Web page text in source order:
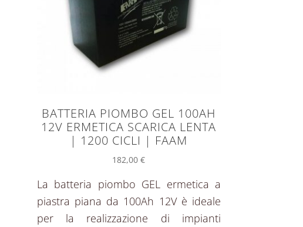
BATTERIA PIOMBO GEL 100AH
12V ERMETICA SCARICA LENTA
| 1200 CICLI | FAAM
182,00€
La batteria piombo GEL ermetica a
piastra piana da 100Ah 12V è ideale
per la realizzazione di impianti